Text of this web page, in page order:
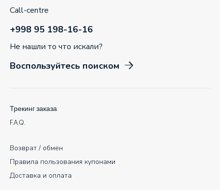
Call-centre
+998 95 198-16-16
Не нашли то что искали?
Воспользуйтесь поиском
Возврат / обмен
Правила пользования купонами
Доставка и оплата
Трекинг заказа
F.A.Q.